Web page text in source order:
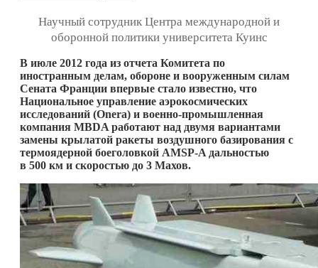
Научный сотрудник Центра международной и
оборонной политики университета Куинс
В июле 2012 года из отчета Комитета по
иностранным делам, обороне и вооруженным силам
Сената Франции впервые стало известно, что
Национальное управление аэрокосмических
исследований (Onera) и военно-промышленная
компания MBDA работают над двумя вариантами
замены крылатой ракеты воздушного базирования с
термоядерной боеголовкой AMSP-A дальностью
в 500 км и скоростью до 3 Махов.